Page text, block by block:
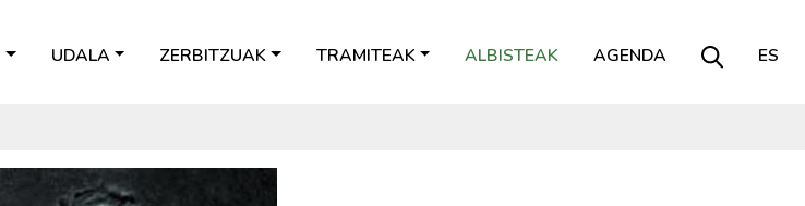
UDALA ZERBITZUAK TRAMITEAK ALBISTEAK AGENDA ES